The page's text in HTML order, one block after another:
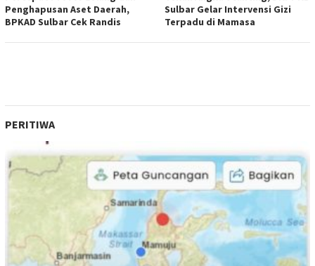
Penghapusan Aset Daerah,
BPKAD Sulbar Cek Randis
Sulbar Gelar Intervensi Gizi
Terpadu di Mamasa
PERITIWA